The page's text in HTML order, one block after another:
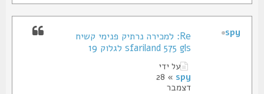
Re: למכירה נרתיק פנימי קשיח
sfariland 575 gls לגלוק 19
על ידי
» 28
דצמבר